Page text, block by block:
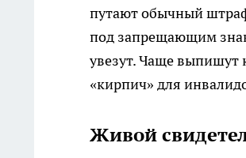
путают обычный
под запрещающим
увезут. Чаще выпишут
«кирпич» для
Живой